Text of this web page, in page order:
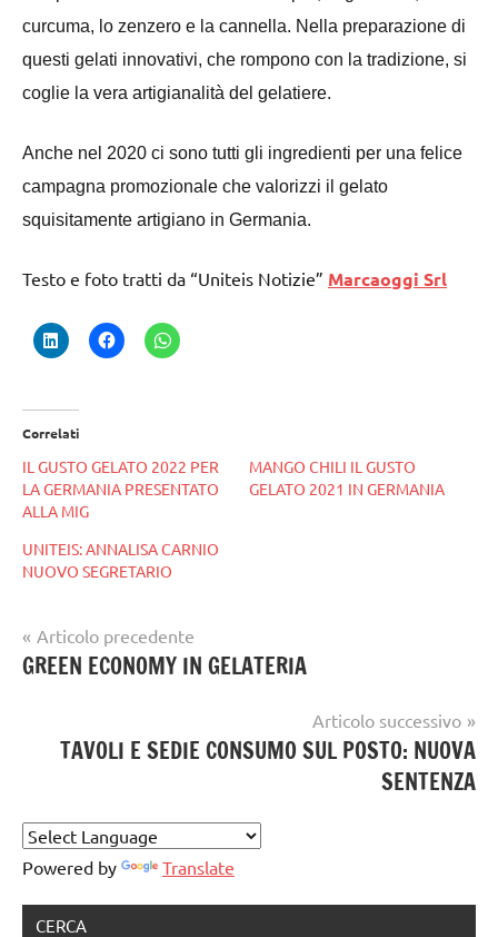
curcuma, lo zenzero e la cannella. Nella preparazione di
questi gelati innovativi, che rompono con la tradizione, si
coglie la vera artigianalità del gelatiere.
Anche nel 2020 ci sono tutti gli ingredienti per una felice
campagna promozionale che valorizzi il gelato
squisitamente artigiano in Germania.
Testo e foto tratti da “Uniteis Notizie” Marcaoggi Srl
Correlati
IL GUSTO GELATO 2022 PER
LA GERMANIA PRESENTATO
ALLA MIG
MANGO CHILI IL GUSTO
GELATO 2021 IN GERMANIA
UNITEIS: ANNALISA CARNIO
NUOVO SEGRETARIO
gelato,
gelato
gelato
Navigazione
articoli
Articolo precedente
GREEN ECONOMY IN GELATERIA
Articolo successivo
TAVOLI E SEDIE CONSUMO SUL POSTO: NUOVA
SENTENZA
Powered by Translate
CERCA